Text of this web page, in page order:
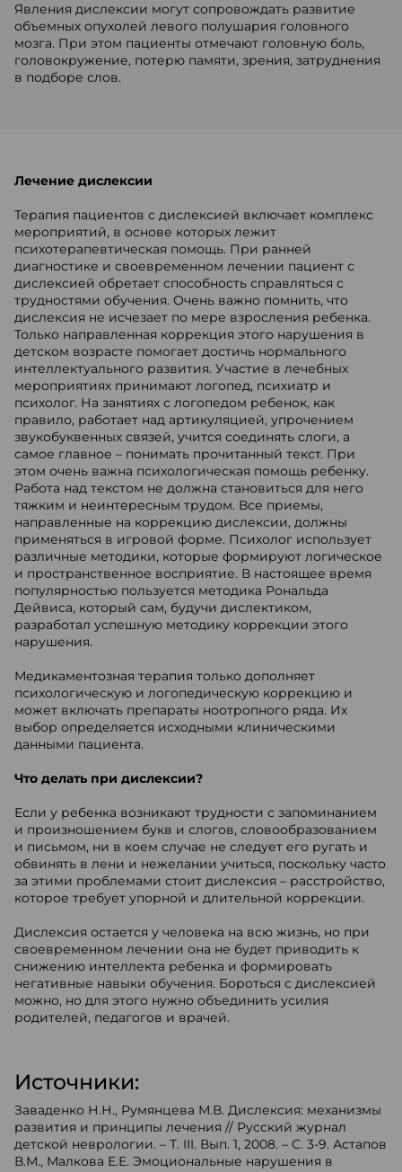
Явления дислексии могут сопровождать развитие
объемных опухолей левого полушария головного
мозга. При этом пациенты отмечают головную боль,
головокружение, потерю памяти, зрения, затруднения
в подборе слов.
Лечение дислексии
Терапия пациентов с дислексией включает комплекс
мероприятий, в основе которых лежит
психотерапевтическая помощь. При ранней
диагностике и своевременном лечении пациент с
дислексией обретает способность справляться с
трудностями обучения. Очень важно помнить, что
дислексия не исчезает по мере взросления ребенка.
Только направленная коррекция этого нарушения в
детском возрасте помогает достичь нормального
интеллектуального развития. Участие в лечебных
мероприятиях принимают логопед, психиатр и
психолог. На занятиях с логопедом ребенок, как
правило, работает над артикуляцией, упрочением
звукобуквенных связей, учится соединять слоги, а
самое главное – понимать прочитанный текст. При
этом очень важна психологическая помощь ребенку.
Работа над текстом не должна становиться для него
тяжким и неинтересным трудом. Все приемы,
направленные на коррекцию дислексии, должны
применяться в игровой форме. Психолог использует
различные методики, которые формируют логическое
и пространственное восприятие. В настоящее время
популярностью пользуется методика Рональда
Дейвиса, который сам, будучи дислектиком,
разработал успешную методику коррекции этого
нарушения.
Медикаментозная терапия только дополняет
психологическую и логопедическую коррекцию и
может включать препараты ноотропного ряда. Их
выбор определяется исходными клиническими
данными пациента.
Что делать при дислексии?
Если у ребенка возникают трудности с запоминанием
и произношением букв и слогов, словообразованием
и письмом, ни в коем случае не следует его ругать и
обвинять в лени и нежелании учиться, поскольку часто
за этими проблемами стоит дислексия – расстройство,
которое требует упорной и длительной коррекции.
Дислексия остается у человека на всю жизнь, но при
своевременном лечении она не будет приводить к
снижению интеллекта ребенка и формировать
негативные навыки обучения. Бороться с дислексией
можно, но для этого нужно объединить усилия
родителей, педагогов и врачей.
Источники:
Заваденко Н.Н., Румянцева М.В. Дислексия: механизмы
развития и принципы лечения // Русский журнал
детской неврологии. – Т. III. Вып. 1, 2008. – С. 3-9. Астапов
В.М., Малкова Е.Е. Эмоциональные нарушения в